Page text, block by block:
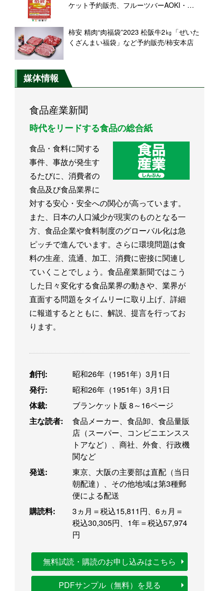
ケット予約販売、フルーツバーAOKI・
柿安 精肉“肉福袋”2023 松阪牛2㎏「ぜいた
くざんまい福袋」など予約販売/柿安本店
媒体情報
食品産業新聞
時代をリードする食品の総合紙
食品・食料に関する
事件、事故が発生す
るたびに、消費者の
食品及び食品業界に
対する安心・安全への関心が高っています。
また、日本の人口減少が現実のものとなる一
方、食品企業や食料制度のグローバル化は急
ピッチで進んでいます。さらに環境問題は食
料の生産、流通、加工、消費に密接に関連し
ていくことでしょう。食品産業新聞ではこう
した日々変化する食品業界の動きや、業界が
直面する問題をタイムリーに取り上げ、詳細
に報道するとともに、解説、提言を行ってお
ります。
創刊:
昭和26年（1951年）3月1日
発行:
昭和26年（1951年）3月1日
体裁:
ブランケット版 8～16ページ
主な読者:
食品メーカー、食品卸、食品量販
店（スーパー、コンビニエンスス
トアなど）、商社、外食、行政機
関など
発送:
東京、大阪の主要部は直配（当日
朝配達）、その他地域は第3種郵
便による配送
購読料:
3ヵ月＝税込15,811円、6ヵ月＝
税込30,305円、1年＝税込57,974
円
無料試読・購読のお申し込みはこちら
PDFサンプル（無料）を見る